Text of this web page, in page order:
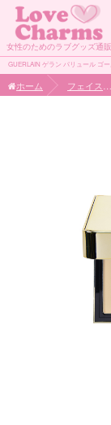
女性のためのラブグッズ通販
GUERLAIN ゲラン パリュール ゴ
ホーム